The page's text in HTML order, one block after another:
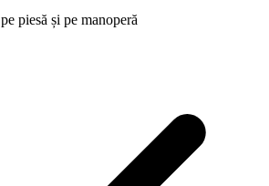
pe piesă și pe manoperă